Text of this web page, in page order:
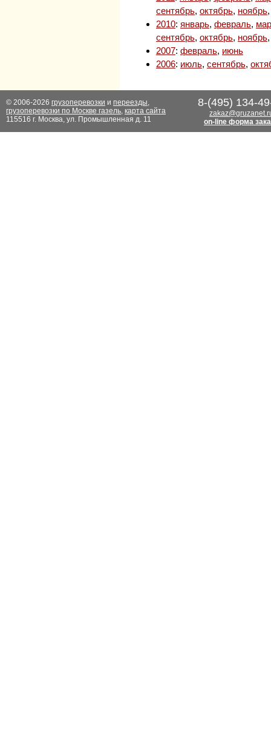
сентябрь, октябрь, ноябрь
2010: январь, февраль,
сентябрь, октябрь, ноябрь
2007: февраль, июнь
2006: июль, сентябрь,
© 2006-2026 грузоперевозки и переезды,
грузоперевозки по Москве газель, карта сайта
115516 г. Москва, ул. Промышленная д. 11
8-(495) 134-
on-line форма